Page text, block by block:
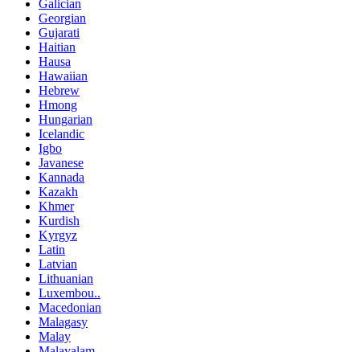
Galician
Georgian
Gujarati
Haitian
Hausa
Hawaiian
Hebrew
Hmong
Hungarian
Icelandic
Igbo
Javanese
Kannada
Kazakh
Khmer
Kurdish
Kyrgyz
Latin
Latvian
Lithuanian
Luxembou..
Macedonian
Malagasy
Malay